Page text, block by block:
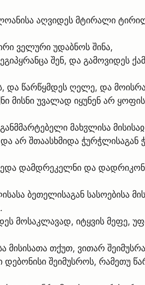
აღვიდეს მტირალი
ველური უდაბნოს შინა,
შენ, და გამოვიდეს
და წარწყმდეს ღელე, და
უვალად იყუნენ არ
მახჳლისა
და არ შთაასხმიდა
დამდრეკელნი და
ბეთელისაგან სასოებისა
მოსაკლავად, იტყვის მეფე,
თქუთ, ვითარ
შეიმუსროს, რამეთუ